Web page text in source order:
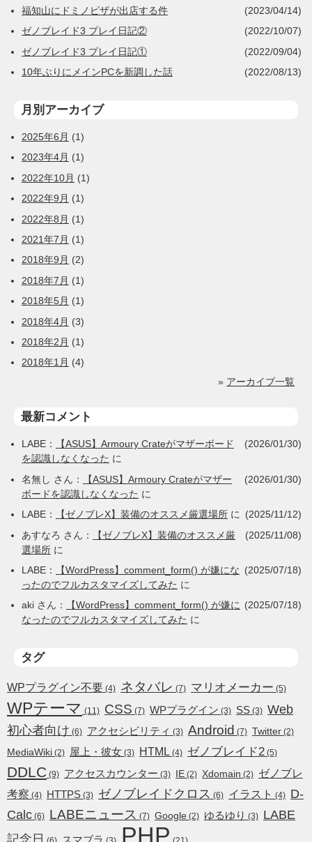
(2023/04/14)
福知山にドミノピザが出店する件
(2022/10/07)
ゼノブレイド3 プレイ日記②
(2022/09/04)
ゼノブレイド3 プレイ日記①
(2022/08/13)
10年ぶりにメインPCを新調した話
月別アーカイブ
2025年6月 (1)
2023年4月 (1)
2022年10月 (1)
2022年9月 (1)
2022年8月 (1)
2021年7月 (1)
2018年9月 (2)
2018年7月 (1)
2018年5月 (1)
2018年4月 (3)
2018年2月 (1)
2018年1月 (4)
» アーカイブ一覧
最新コメント
(2026/01/30)
LABE ：
【ASUS】Armoury Crateがマザーボード
を認識しなくなった に
(2026/01/30)
名無し さん：
【ASUS】Armoury Crateがマザー
ボードを認識しなくなった に
(2025/11/12)
LABE ： 【ゼノブレX】装備のオススメ厳選場所 に
(2025/11/08)
あすなろ さん：
【ゼノブレX】装備のオススメ厳
選場所 に
(2025/07/18)
LABE ：
【WordPress】comment_form() が嫌にな
ったのでフルカスタマイズしてみた に
(2025/07/18)
aki さん：
【WordPress】comment_form() が嫌に
なったのでフルカスタマイズしてみた に
タグ
WPプラグイン不要 (4) ネタバレ (7) マリオメーカー (5)
WPテーマ (11) CSS (7) WPプラグイン (3) SS (3) Web
初心者向け (6) アクセシビリティ (3) Android (7) Twitter (2)
MediaWiki (2) 屋上・彼女 (3) HTML (4) ゼノブレイド2 (5)
DDLC (9) アクセスカウンター (3) IE (2) Xdomain (2) ゼノブレ
考察 (4) HTTPS (3) ゼノブレイドクロス (6) イラスト (4) D-
Calc (6) LABEニュース (7) Google (2) ゆるゆり (3) LABE
PHP